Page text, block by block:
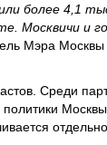
более 4,1
Москвичи и
Мэра
Среди